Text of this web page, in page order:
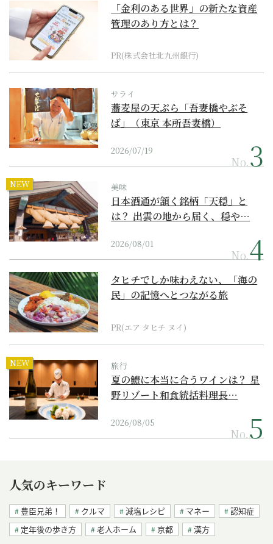
「金利のある世界」の新たな資産
管理のあり方とは？
PR(株式会社北九州銀行)
サライ
蕎麦屋の天ぷら「吾妻橋やぶそ
ば」（東京 本所吾妻橋）
2026/07/19
No.
NEW 美味
日本酒通が頷く銘柄「天穏」と
は？ 出雲の地から届く、穏や…
2026/08/01
No.
タヒチでしか味わえない、「海の
民」の記憶へとつながる旅
PR(エア タヒチ ヌイ)
NEW 旅行
夏の鱧に本当に合うワインは？ 星
野リゾート和食統括料理長…
2026/08/05
No.
人気のキーワード
豊臣兄弟！ クルマ 減塩レシピ マネー
認知症
定年後の歩き方
老人ホーム 京都 漢方